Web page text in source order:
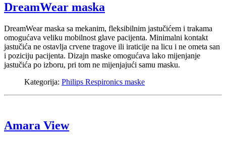
DreamWear maska
DreamWear maska sa mekanim, fleksibilnim jastučićem i trakama
omogućava veliku mobilnost glave pacijenta. Minimalni kontakt
jastučića ne ostavlja crvene tragove ili iraticije na licu i ne ometa san
i poziciju pacijenta. Dizajn maske omogućava lako mijenjanje
jastučića po izboru, pri tom ne mijenjajući samu masku.
Kategorija: Philips Respironics maske
Amara View